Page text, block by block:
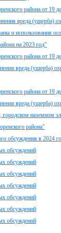
района от
вреда (ущерба)
и использования
на 2023 год"
района от
вреда (ущерба)
района от
вреда (ущерба)
наземном
района"
обсуждения в 2024
обсуждений
обсуждений
обсуждений
обсуждений
обсуждений
обсуждений
обсуждений